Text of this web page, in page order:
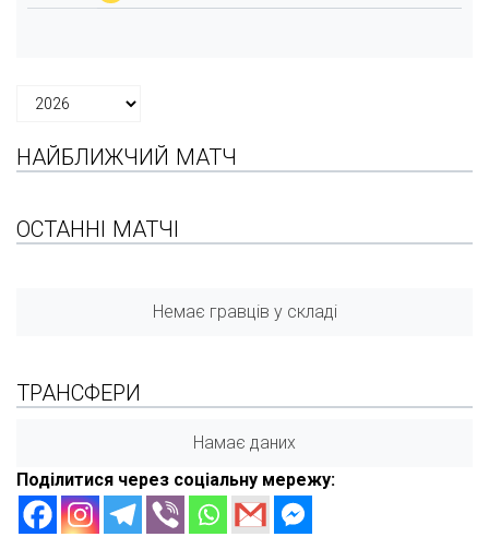
НАЙБЛИЖЧИЙ МАТЧ
ОСТАННІ МАТЧІ
Немає гравців у складі
ТРАНСФЕРИ
Намає даних
Поділитися через соціальну мережу: